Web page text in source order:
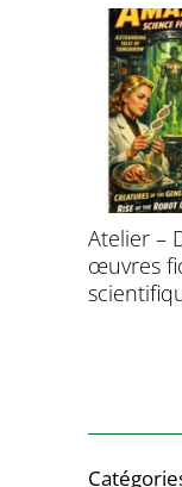
Atelier –
œuvres